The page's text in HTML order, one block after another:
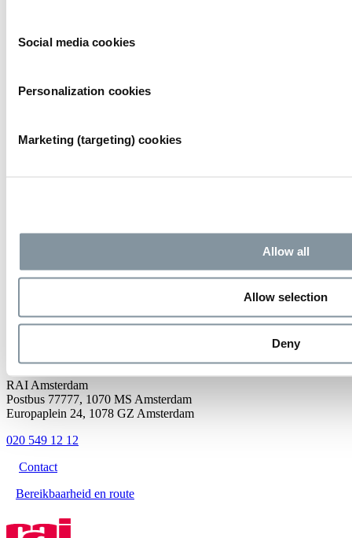
Social media cookies
Personalization cookies
Marketing (targeting) cookies
Allow all
Allow selection
Deny
Organiseer uw evenement
Inschrijven voor de nieuwsbrief
Inschrijven
RAI Amsterdam
Postbus 77777, 1070 MS Amsterdam
Europaplein 24, 1078 GZ Amsterdam
020 549 12 12
Contact
Bereikbaarheid en route